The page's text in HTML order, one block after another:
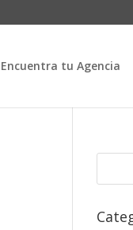
Encuentra tu Agencia